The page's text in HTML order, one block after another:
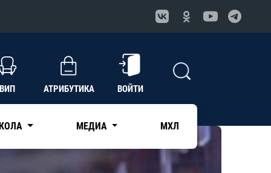
АТРИБУТИКА ВОЙТИ
МЕДИА МХЛ